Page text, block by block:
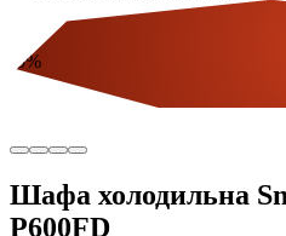
5%
Шафа холодильна
P600FD